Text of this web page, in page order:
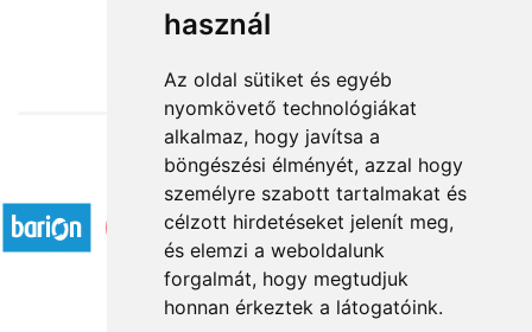
használ
Az oldal sütiket és egyéb
nyomkövető technológiákat
alkalmaz, hogy javítsa a
böngészési élményét, azzal hogy
személyre szabott tartalmakat és
célzott hirdetéseket jelenít meg,
és elemzi a weboldalunk
forgalmát, hogy megtudjuk
honnan érkeztek a látogatóink.
from HUF52,800
Accepted payment methods